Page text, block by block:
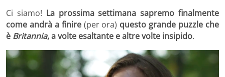
Ci siamo! La prossima settimana sapremo finalmente
come andrà a finire(per ora) questo grande puzzle che
è Britannia, a volte esaltante e altre volte insipido.